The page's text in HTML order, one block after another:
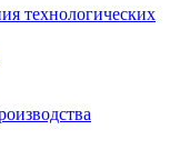
технологических